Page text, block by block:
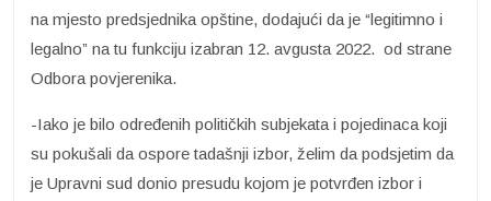
na mjesto predsjednika opštine, dodajući da je “legitimno i
legalno” na tu funkciju izabran 12. avgusta 2022. od strane
Odbora povjerenika.
-Iako je bilo određenih političkih subjekata i pojedinaca koji
su pokušali da ospore tadašnji izbor, želim da podsjetim da
je Upravni sud donio presudu kojom je potvrđen izbor i